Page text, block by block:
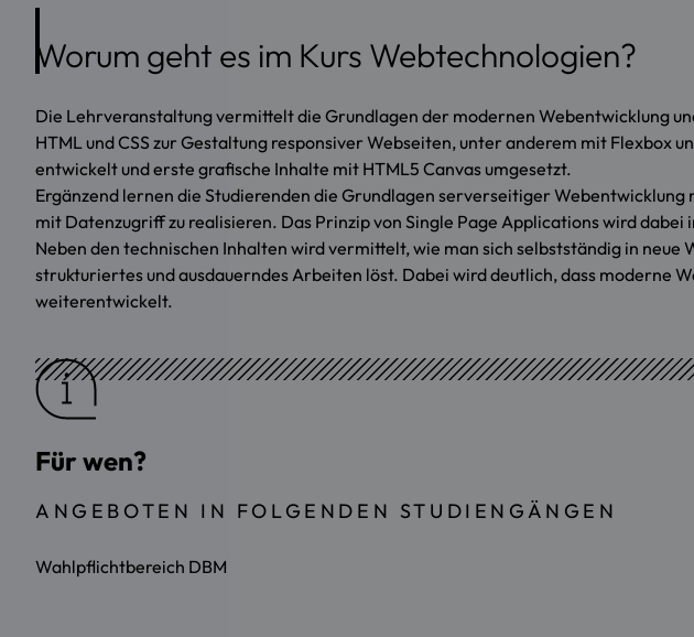
Worum geht es im Kurs Webtechnologien?
Die Lehrveranstaltung vermittelt die Grundlagen der modernen Webentwicklung
HTML und CSS zur Gestaltung responsiver Webseiten, unter anderem mit
entwickelt und erste grafische Inhalte mit HTML5 Canvas umgesetzt.
Ergänzend lernen die Studierenden die Grundlagen serverseitiger
mit Datenzugriff zu realisieren. Das Prinzip von Single Page Applications wird dabei
Neben den technischen Inhalten wird vermittelt, wie man sich selbstständig in
strukturiertes und ausdauerndes Arbeiten löst. Dabei wird deutlich, dass moderne
weiterentwickelt.
Für wen?
ANGEBOTEN IN FOLGENDEN STUDIENGÄNGEN
Wahlpflichtbereich DBM